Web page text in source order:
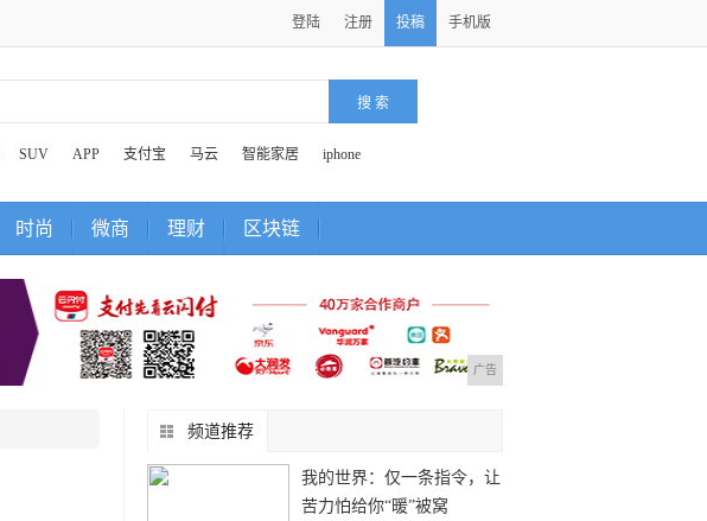
登陆 注册 投稿 手机版
SUV APP 支付宝 马云 智能家居 iphone
时尚 微商 理财 区块链
广告
频道推荐
我的世界：仅一条指令，让
苦力怕给你“暖”被窝